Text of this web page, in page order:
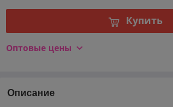
Купить
Оптовые цены
Описание